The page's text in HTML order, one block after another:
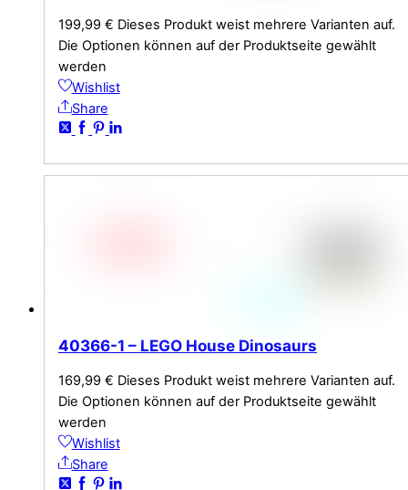
199,99 € Dieses Produkt weist mehrere Varianten auf.
Die Optionen können auf der Produktseite gewählt
werden
Wishlist
Share
40366-1 – LEGO House Dinosaurs
169,99 € Dieses Produkt weist mehrere Varianten auf.
Die Optionen können auf der Produktseite gewählt
werden
Wishlist
Share